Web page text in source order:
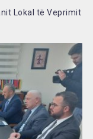
Lokal të Veprimit